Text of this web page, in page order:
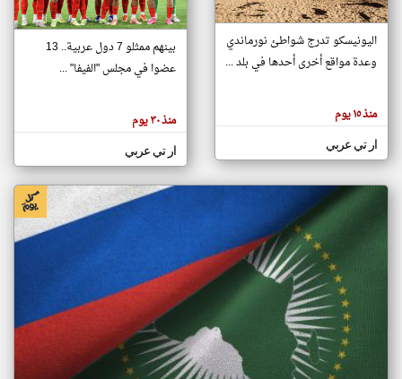
تغيير الدولة
اخبار جزر القمر على مدار الساعة
أهم اخبار جزر القمر العاجلة والمباشرة
هنا عن
وجهة
كاتبيها.
اليونيسكو تدرج شواطئ نورماندي
وعدة مواقع أخرى أحدها في بلد ...
منذ ١٥ يوم
ار تي عربي
بينهم ممثلو 7 دول عربية.. 13
عضوا في مجلس "الفيفا" ...
منذ ٣٠ يوم
ار تي عربي
klyoum.com